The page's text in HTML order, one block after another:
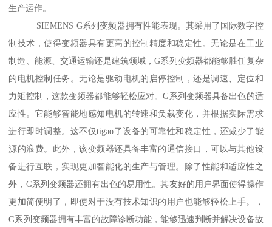
生产运作。
SIEMENS G系列变频器拥有性能表现。其采用了国际数字控
制技术，使得变频器具有更高的控制精度和稳定性。无论是在工业
制造、能源、交通运输还是建筑领域，G系列变频器都能够胜任复杂
的电机控制任务。无论是驱动电机的启停控制，还是调速、定位和
力矩控制，这款变频器都能够轻松应对。G系列变频器具备出色的适
应性。它能够智能地感知电机的转速和负载变化，并根据实际需求
进行即时调整。这不仅tigao了设备的可靠性和稳定性，还减少了能
源的浪费。此外，该变频器还具备丰富的通信接口，可以与其他设
备进行互联，实现更加智能化的生产与管理。除了性能和适应性之
外，G系列变频器还拥有出色的易用性。其友好的用户界面使得操作
更加简便明了，即使对于没有技术知识的用户也能够轻松上手。，
G系列变频器拥有丰富的故障诊断功能，能够迅速判断并解决设备故